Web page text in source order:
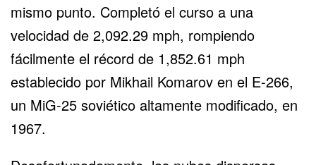
mismo punto. Completó el curso a una
velocidad de 2,092.29 mph, rompiendo
fácilmente el récord de 1,852.61 mph
establecido por Mikhail Komarov en el E-266,
un MiG-25 soviético altamente modificado, en
1967.